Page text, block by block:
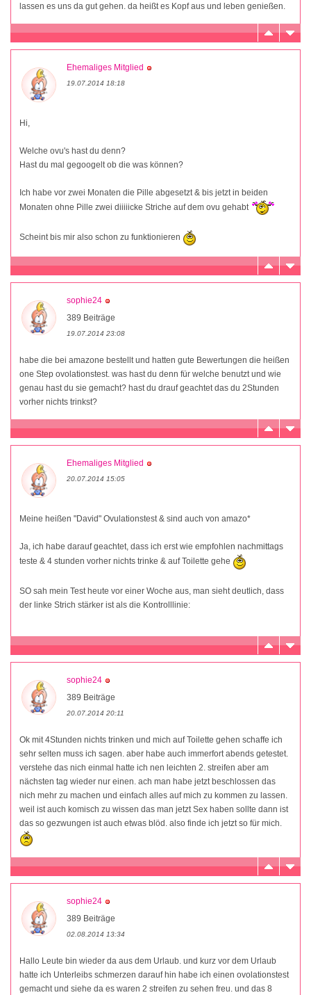
lassen es uns da gut gehen. da heißt es Kopf aus und leben genießen.
Ehemaliges Mitglied
19.07.2014 18:18
Hi,
Welche ovu's hast du denn?
Hast du mal gegoogelt ob die was können?
Ich habe vor zwei Monaten die Pille abgesetzt & bis jetzt in beiden
Monaten ohne Pille zwei diiiiicke Striche auf dem ovu gehabt
Scheint bis mir also schon zu funktionieren
sophie24
389 Beiträge
19.07.2014 23:08
habe die bei amazone bestellt und hatten gute Bewertungen die heißen
one Step ovolationstest. was hast du denn für welche benutzt und wie
genau hast du sie gemacht? hast du drauf geachtet das du 2Stunden
vorher nichts trinkst?
Ehemaliges Mitglied
20.07.2014 15:05
Meine heißen "David" Ovulationstest & sind auch von amazo*
Ja, ich habe darauf geachtet, dass ich erst wie empfohlen nachmittags
teste & 4 stunden vorher nichts trinke & auf Toilette gehe
SO sah mein Test heute vor einer Woche aus, man sieht deutlich, dass
der linke Strich stärker ist als die Kontrolllinie:
sophie24
389 Beiträge
20.07.2014 20:11
Ok mit 4Stunden nichts trinken und mich auf Toilette gehen schaffe ich
sehr selten muss ich sagen. aber habe auch immerfort abends getestet.
verstehe das nich einmal hatte ich nen leichten 2. streifen aber am
nächsten tag wieder nur einen. ach man habe jetzt beschlossen das
nich mehr zu machen und einfach alles auf mich zu kommen zu lassen.
weil ist auch komisch zu wissen das man jetzt Sex haben sollte dann ist
das so gezwungen ist auch etwas blöd. also finde ich jetzt so für mich.
sophie24
389 Beiträge
02.08.2014 13:34
Hallo Leute bin wieder da aus dem Urlaub. und kurz vor dem Urlaub
hatte ich Unterleibs schmerzen darauf hin habe ich einen ovolationstest
gemacht und siehe da es waren 2 streifen zu sehen freu. und das 8